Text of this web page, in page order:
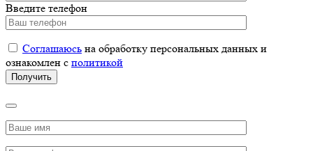
Введите телефон
Соглашаюсь на обработку персональных данных и
ознакомлен с политикой